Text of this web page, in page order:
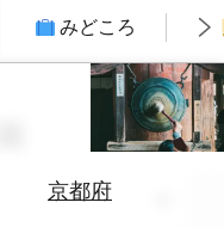
みどころ
京都府